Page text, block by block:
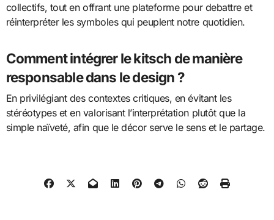
collectifs, tout en offrant une plateforme pour debattre et
réinterpréter les symboles qui peuplent notre quotidien.
Comment intégrer le kitsch de manière
responsable dans le design ?
En privilégiant des contextes critiques, en évitant les
stéréotypes et en valorisant l’interprétation plutôt que la
simple naïveté, afin que le décor serve le sens et le partage.